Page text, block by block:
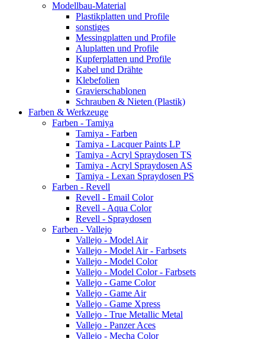
Modellbau-Material
Plastikplatten und Profile
sonstiges
Messingplatten und Profile
Aluplatten und Profile
Kupferplatten und Profile
Kabel und Drähte
Klebefolien
Gravierschablonen
Schrauben & Nieten (Plastik)
Farben & Werkzeuge
Farben - Tamiya
Tamiya - Farben
Tamiya - Lacquer Paints LP
Tamiya - Acryl Spraydosen TS
Tamiya - Acryl Spraydosen AS
Tamiya - Lexan Spraydosen PS
Farben - Revell
Revell - Email Color
Revell - Aqua Color
Revell - Spraydosen
Farben - Vallejo
Vallejo - Model Air
Vallejo - Model Air - Farbsets
Vallejo - Model Color
Vallejo - Model Color - Farbsets
Vallejo - Game Color
Vallejo - Game Air
Vallejo - Game Xpress
Vallejo - True Metallic Metal
Vallejo - Panzer Aces
Vallejo - Mecha Color